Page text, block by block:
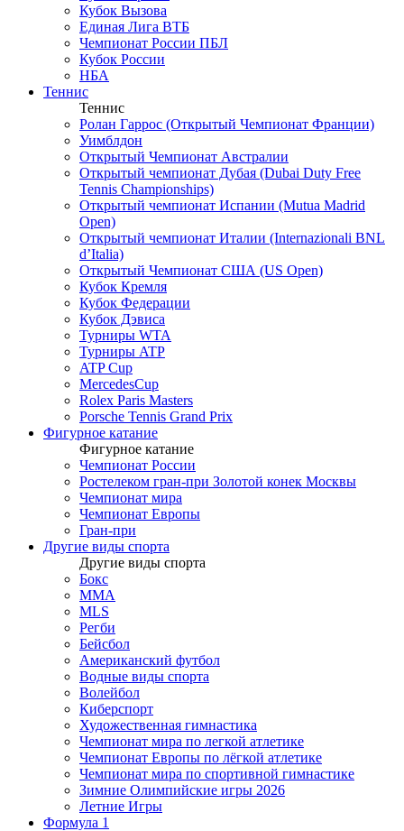
Кубок Вызова
Единая Лига ВТБ
Чемпионат России ПБЛ
Кубок России
НБА
Теннис
Теннис
Ролан Гаррос (Открытый Чемпионат Франции)
Уимблдон
Открытый Чемпионат Австралии
Открытый чемпионат Дубая (Dubai Duty Free
Tennis Championships)
Открытый чемпионат Испании (Mutua Madrid
Open)
Открытый чемпионат Италии (Internazionali BNL
d’Italia)
Открытый Чемпионат США (US Open)
Кубок Кремля
Кубок Федерации
Кубок Дэвиса
Турниры WTA
Турниры ATP
ATP Cup
MercedesCup
Rolex Paris Masters
Porsche Tennis Grand Prix
Фигурное катание
Фигурное катание
Чемпионат России
Ростелеком гран-при Золотой конек Москвы
Чемпионат мира
Чемпионат Европы
Гран-при
Другие виды спорта
Другие виды спорта
Бокс
MMA
MLS
Регби
Бейсбол
Американский футбол
Водные виды спорта
Волейбол
Киберспорт
Художественная гимнастика
Чемпионат мира по легкой атлетике
Чемпионат Европы по лёгкой атлетике
Чемпионат мира по спортивной гимнастике
Зимние Олимпийские игры 2026
Летние Игры
Формула 1